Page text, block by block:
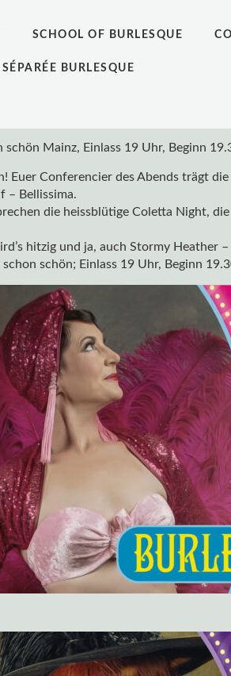
SCHOOL OF BURLESQUE
SÉPARÉE BURLESQUE
Mainz, Einlass 19 Uhr, Beginn
Euer Conferencier des Abends trägt
– Bellissima.
die heissblütige Coletta Night,
hitzig und ja, auch Stormy Heather
schön; Einlass 19 Uhr, Beginn